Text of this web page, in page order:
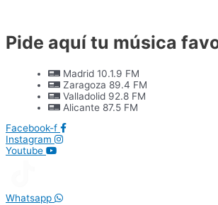
contenido
Pide aquí tu música
Madrid 10.1.9 FM
Zaragoza 89.4 FM
Valladolid 92.8 FM
Alicante 87.5 FM
Facebook-f
Instagram
Youtube
Whatsapp